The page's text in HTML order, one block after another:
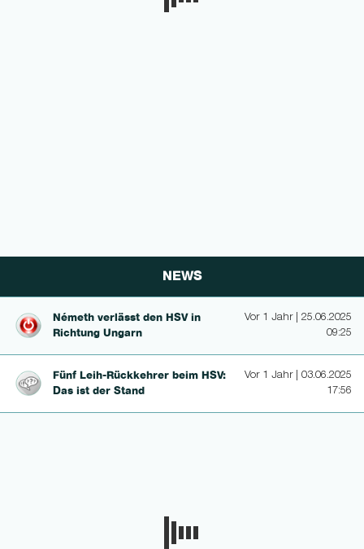
NEWS
Németh verlässt den HSV in
Richtung Ungarn
Vor 1 Jahr | 25.06.2025
09:25
Fünf Leih-Rückkeh­rer beim HSV:
Das ist der Stand
Vor 1 Jahr | 03.06.2025
17:56